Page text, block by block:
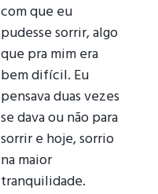
com que eu
pudesse sorrir, algo
que pra mim era
bem difícil. Eu
pensava duas vezes
se dava ou não para
sorrir e hoje, sorrio
na maior
tranquilidade.